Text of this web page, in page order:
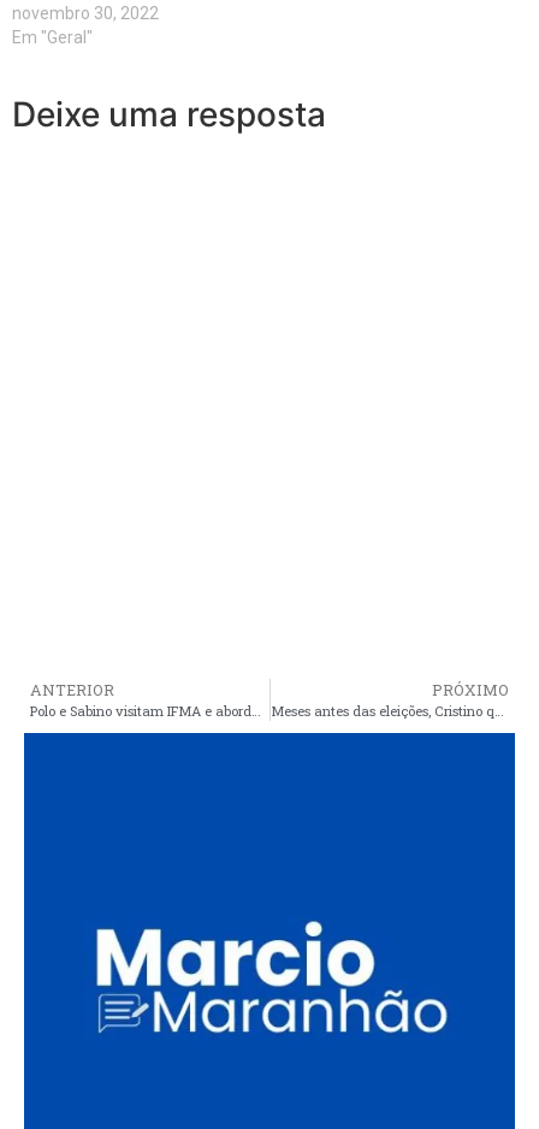
novembro 30, 2022
Em "Geral"
Deixe uma resposta
ANTERIOR PRÓXIMO